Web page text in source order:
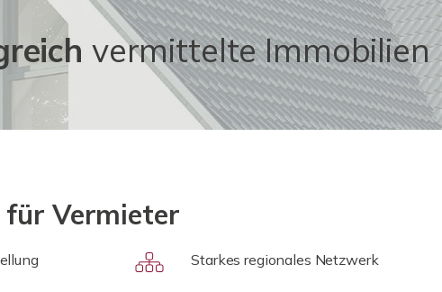
vermittelte Immobilien
für Vermieter
Starkes regionales Netzwerk